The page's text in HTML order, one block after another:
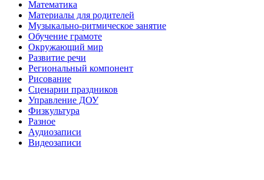
Математика
Материалы для родителей
Музыкально-ритмическое занятие
Обучение грамоте
Окружающий мир
Развитие речи
Региональный компонент
Рисование
Сценарии праздников
Управление ДОУ
Физкультура
Разное
Аудиозаписи
Видеозаписи